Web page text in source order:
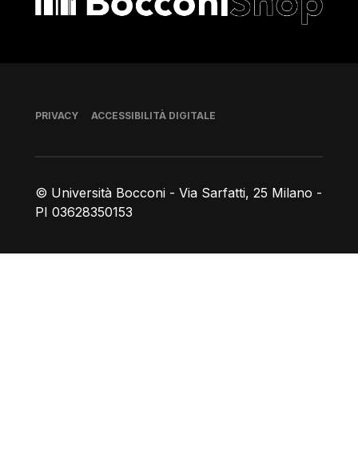
© Università Bocconi - Via Sarfatti, 25 Milano -
PI 03628350153
Piè di pagina
PRIVACY ACCESSIBILITÀ DIGITALE